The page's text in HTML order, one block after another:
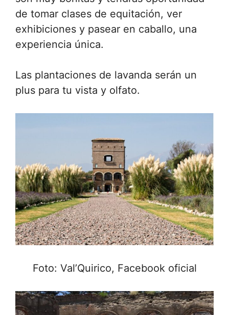
de tomar clases de equitación, ver
exhibiciones y pasear en caballo, una
experiencia única.
Las plantaciones de lavanda serán un
plus para tu vista y olfato.
Foto: Val’Quirico, Facebook oficial